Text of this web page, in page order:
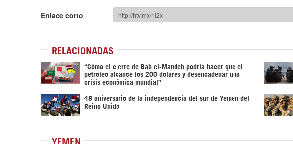
Enlace corto
RELACIONADAS
“Cómo el cierre de Bab el-Mandeb podría hacer que el
petróleo alcance los 200 dólares y desencadenar una
crisis económica mundial”
48 aniversario de la independencia del sur de Yemen del
Reino Unido
YEMEN